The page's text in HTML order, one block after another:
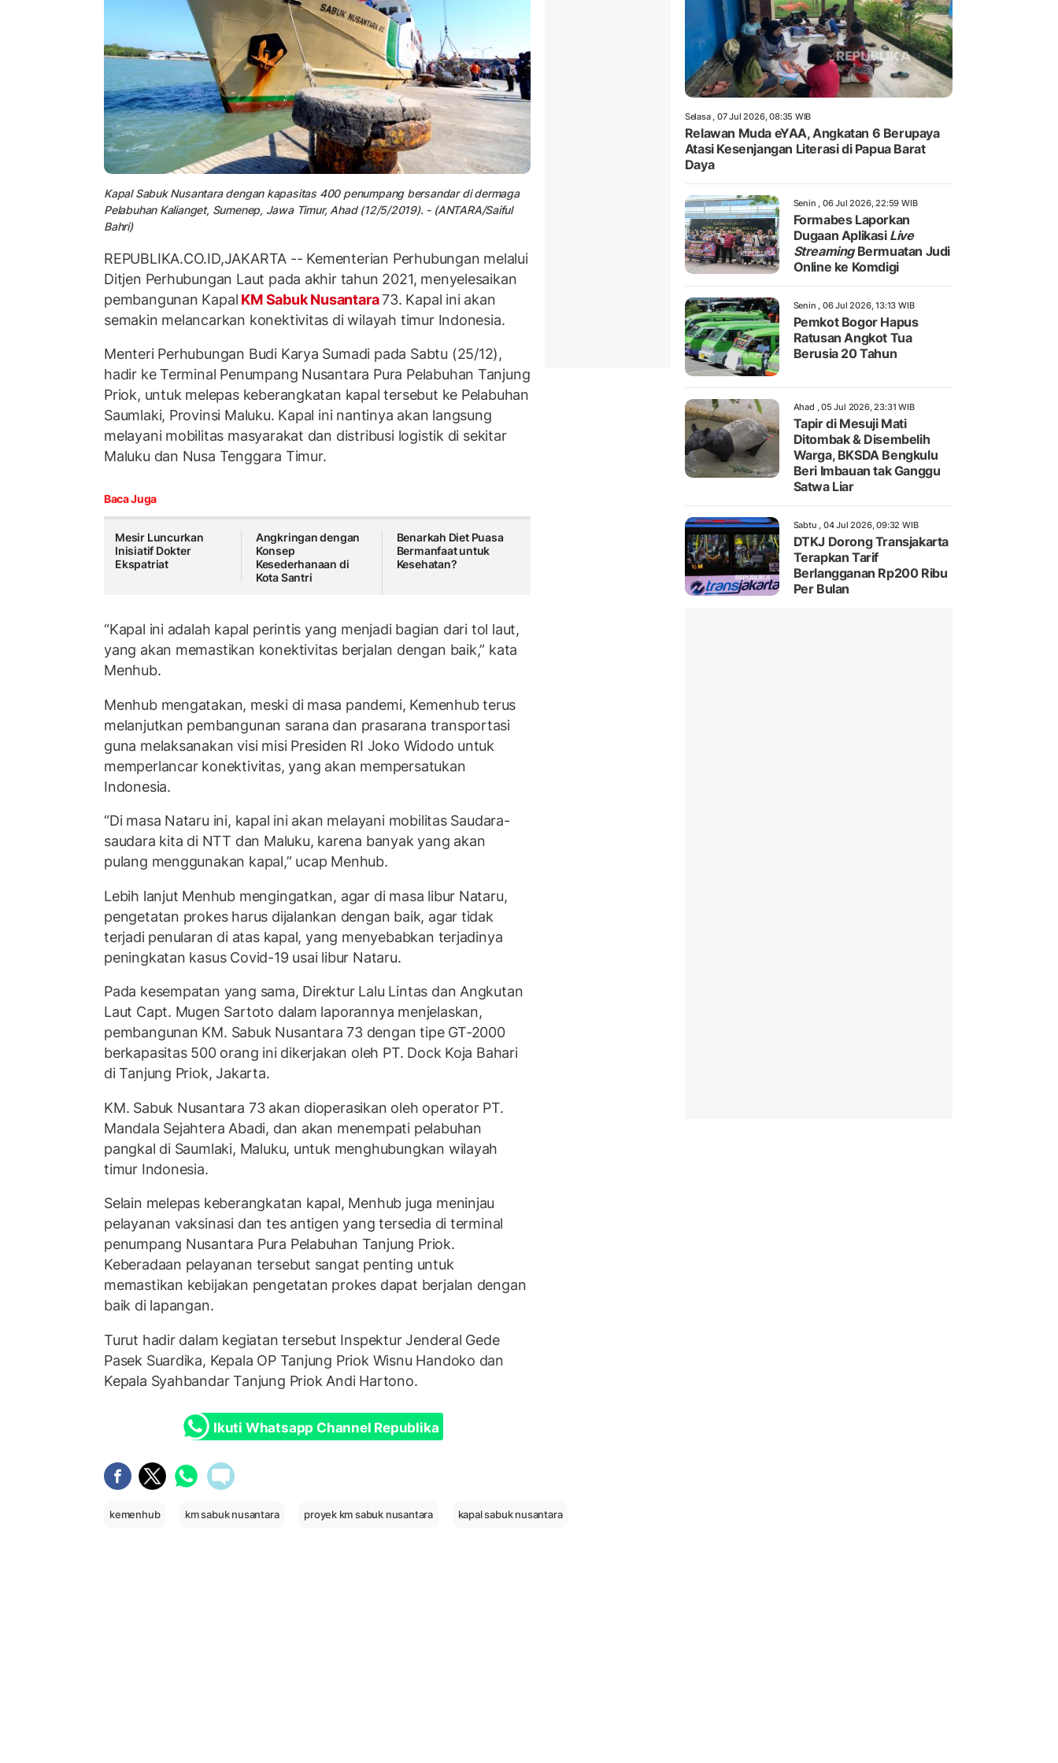
Kapal Sabuk Nusantara dengan kapasitas 400 penumpang bersandar di dermaga
Pelabuhan Kalianget, Sumenep, Jawa Timur, Ahad (12/5/2019). - (ANTARA/Saiful
Bahri)
REPUBLIKA.CO.ID,JAKARTA -- Kementerian Perhubungan melalui
Ditjen Perhubungan Laut pada akhir tahun 2021, menyelesaikan
pembangunan Kapal KM Sabuk Nusantara73. Kapal ini akan
semakin melancarkan konektivitas di wilayah timur Indonesia.
Menteri Perhubungan Budi Karya Sumadi pada Sabtu (25/12),
hadir ke Terminal Penumpang Nusantara Pura Pelabuhan Tanjung
Priok, untuk melepas keberangkatan kapal tersebut ke Pelabuhan
Saumlaki, Provinsi Maluku. Kapal ini nantinya akan langsung
melayani mobilitas masyarakat dan distribusi logistik di sekitar
Maluku dan Nusa Tenggara Timur.
Baca Juga
Mesir Luncurkan
Inisiatif Dokter
Ekspatriat
Angkringan dengan
Konsep
Kesederhanaan di
Kota Santri
Benarkah Diet Puasa
Bermanfaat untuk
Kesehatan?
“Kapal ini adalah kapal perintis yang menjadi bagian dari tol laut,
yang akan memastikan konektivitas berjalan dengan baik,” kata
Menhub.
Menhub mengatakan, meski di masa pandemi, Kemenhub terus
melanjutkan pembangunan sarana dan prasarana transportasi
guna melaksanakan visi misi Presiden RI Joko Widodo untuk
memperlancar konektivitas, yang akan mempersatukan
Indonesia.
“Di masa Nataru ini, kapal ini akan melayani mobilitas Saudara-
saudara kita di NTT dan Maluku, karena banyak yang akan
pulang menggunakan kapal,” ucap Menhub.
Lebih lanjut Menhub mengingatkan, agar di masa libur Nataru,
pengetatan prokes harus dijalankan dengan baik, agar tidak
terjadi penularan di atas kapal, yang menyebabkan terjadinya
peningkatan kasus Covid-19 usai libur Nataru.
Pada kesempatan yang sama, Direktur Lalu Lintas dan Angkutan
Laut Capt. Mugen Sartoto dalam laporannya menjelaskan,
pembangunan KM. Sabuk Nusantara 73 dengan tipe GT-2000
berkapasitas 500 orang ini dikerjakan oleh PT. Dock Koja Bahari
di Tanjung Priok, Jakarta.
KM. Sabuk Nusantara 73 akan dioperasikan oleh operator PT.
Mandala Sejahtera Abadi, dan akan menempati pelabuhan
pangkal di Saumlaki, Maluku, untuk menghubungkan wilayah
timur Indonesia.
Selain melepas keberangkatan kapal, Menhub juga meninjau
pelayanan vaksinasi dan tes antigen yang tersedia di terminal
penumpang Nusantara Pura Pelabuhan Tanjung Priok.
Keberadaan pelayanan tersebut sangat penting untuk
memastikan kebijakan pengetatan prokes dapat berjalan dengan
baik di lapangan.
Turut hadir dalam kegiatan tersebut Inspektur Jenderal Gede
Pasek Suardika, Kepala OP Tanjung Priok Wisnu Handoko dan
Kepala Syahbandar Tanjung Priok Andi Hartono.
Ikuti Whatsapp Channel Republika
kemenhub km sabuk nusantara proyek km sabuk nusantara kapal sabuk nusantara
Selasa , 07 Jul 2026, 08:35 WIB
Relawan Muda eYAA, Angkatan 6 Berupaya
Atasi Kesenjangan Literasi di Papua Barat
Daya
Senin , 06 Jul 2026, 22:59 WIB
Formabes Laporkan
Dugaan Aplikasi Live
StreamingBermuatan Judi
Online ke Komdigi
Senin , 06 Jul 2026, 13:13 WIB
Pemkot Bogor Hapus
Ratusan Angkot Tua
Berusia 20 Tahun
Ahad , 05 Jul 2026, 23:31 WIB
Tapir di Mesuji Mati
Ditombak & Disembelih
Warga, BKSDA Bengkulu
Beri Imbauan tak Ganggu
Satwa Liar
Sabtu , 04 Jul 2026, 09:32 WIB
DTKJ Dorong Transjakarta
Terapkan Tarif
Berlangganan Rp200 Ribu
Per Bulan